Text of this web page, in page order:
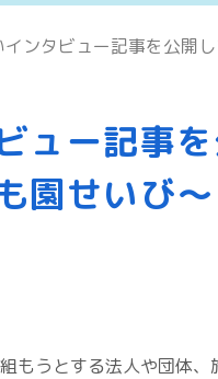
インタビュー記事を公開
ュー記事
園せいび～
もうとする法人や団体